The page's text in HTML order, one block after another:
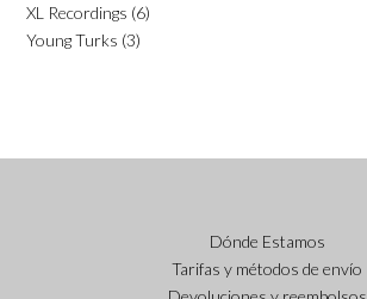
XL Recordings (6)
Young Turks (3)
Dónde Estamos
Tarifas y métodos de envío